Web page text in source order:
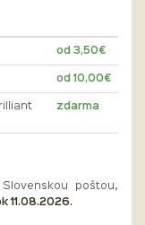
od 3,50€
od 10,00€
zdarma
poštou,
11.08.2026.